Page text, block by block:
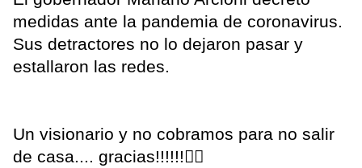
medidas ante la pandemia de coronavirus.
Sus detractores no lo dejaron pasar y
estallaron las redes.
Un visionario y no cobramos para no salir
de casa.... gracias!!!!!!🤷‍♀️